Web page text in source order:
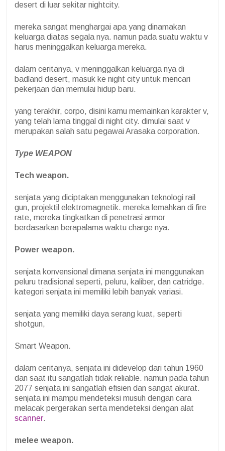
desert di luar sekitar nightcity.
mereka sangat menghargai apa yang dinamakan
keluarga diatas segala nya. namun pada suatu waktu v
harus meninggalkan keluarga mereka.
dalam ceritanya, v meninggalkan keluarga nya di
badland desert, masuk ke night city untuk mencari
pekerjaan dan memulai hidup baru.
yang terakhir, corpo, disini kamu memainkan karakter v,
yang telah lama tinggal di night city. dimulai saat v
merupakan salah satu pegawai Arasaka corporation.
Type WEAPON
Tech weapon.
senjata yang diciptakan menggunakan teknologi rail
gun, projektil elektromagnetik. mereka lemahkan di fire
rate, mereka tingkatkan di penetrasi armor
berdasarkan berapalama waktu charge nya.
Power weapon.
senjata konvensional dimana senjata ini menggunakan
peluru tradisional seperti, peluru, kaliber, dan catridge.
kategori senjata ini memiliki lebih banyak variasi.
senjata yang memiliki daya serang kuat, seperti
shotgun,
Smart Weapon.
dalam ceritanya, senjata ini didevelop dari tahun 1960
dan saat itu sangatlah tidak reliable. namun pada tahun
2077 senjata ini sangatlah efisien dan sangat akurat.
senjata ini mampu mendeteksi musuh dengan cara
melacak pergerakan serta mendeteksi dengan alat
scanner.
melee weapon.